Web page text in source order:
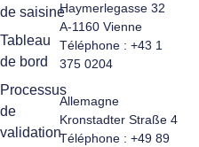
de saisine
Tableau
de bord
Processus
de
validation
Haymerlegasse 32
A-1160 Vienne
Téléphone : +43 1
375 0204
Allemagne
Kronstadter Straße 4
Téléphone : +49 89